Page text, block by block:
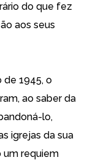
do que fez
aos seus
de 1945, o
ao saber da
lo,
igrejas da sua
um requiem